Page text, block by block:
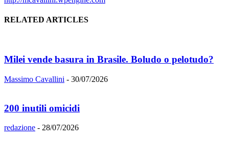
RELATED ARTICLES
Milei vende basura in Brasile. Boludo o pelotudo?
Massimo Cavallini - 30/07/2026
200 inutili omicidi
redazione - 28/07/2026